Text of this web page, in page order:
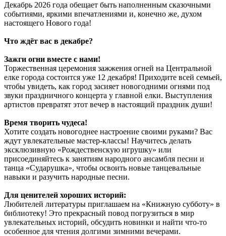
Декабрь 2026 года обещает быть наполненным сказочными
событиями, яркими впечатлениями и, конечно же, духом
настоящего Нового года!
Что ждёт вас в декабре?
Зажги огни вместе с нами!
Торжественная церемония зажжения огней на Центральной
елке города состоится уже 12 декабря! Приходите всей семьей,
чтобы увидеть, как город засияет новогодними огнями под
звуки праздничного концерта у главной елки. Выступления
артистов превратят этот вечер в настоящий праздник души!
Время творить чудеса!
Хотите создать новогоднее настроение своими руками? Вас
ждут увлекательные мастер-классы! Научитесь делать
эксклюзивную «Рождественскую игрушку» или
присоединяйтесь к занятиям народного ансамбля песни и
танца «Сударушка», чтобы освоить новые танцевальные
навыки и разучить народные песни.
Для ценителей хороших историй:
Любителей литературы приглашаем на «Книжную субботу» в
библиотеку! Это прекрасный повод погрузиться в мир
увлекательных историй, обсудить новинки и найти что-то
особенное для чтения долгими зимними вечерами.